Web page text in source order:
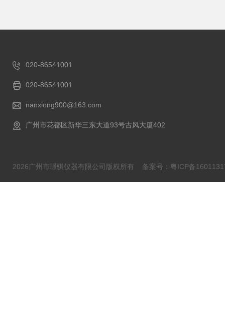
020-86541001
020-86541001
nanxiong900@163.com
广州市花都区新华三东大道93号古风大厦402
2026广州市璟骐仪器有限公司版权所有 备案号：粤ICP备